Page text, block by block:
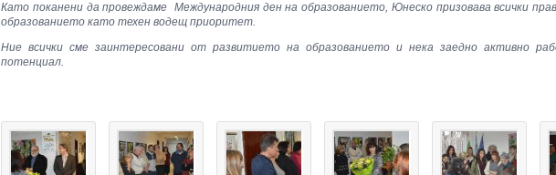
Като поканени да провеждаме Международния ден на образованието, Юнеско призовава всички
образованието като техен водещ приоритет.
Ние всички сме заинтересовани от развитието на образованието и нека заедно активно
потенциал.